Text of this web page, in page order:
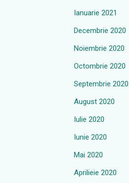
Ianuarie 2021
Decembrie 2020
Noiembrie 2020
Octombrie 2020
Septembrie 2020
August 2020
Iulie 2020
Iunie 2020
Mai 2020
Aprilieie 2020